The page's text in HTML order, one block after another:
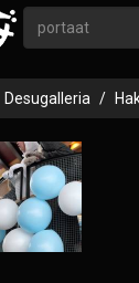
Desugalleria